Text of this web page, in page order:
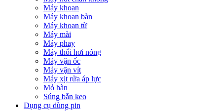
Máy khoan
Máy khoan bàn
Máy khoan từ
Máy mài
Máy phay
Máy thổi hơi nóng
Máy vặn ốc
Máy vặn vít
Máy xịt rửa áp lực
Mỏ hàn
Súng bắn keo
Dụng cụ dùng pin